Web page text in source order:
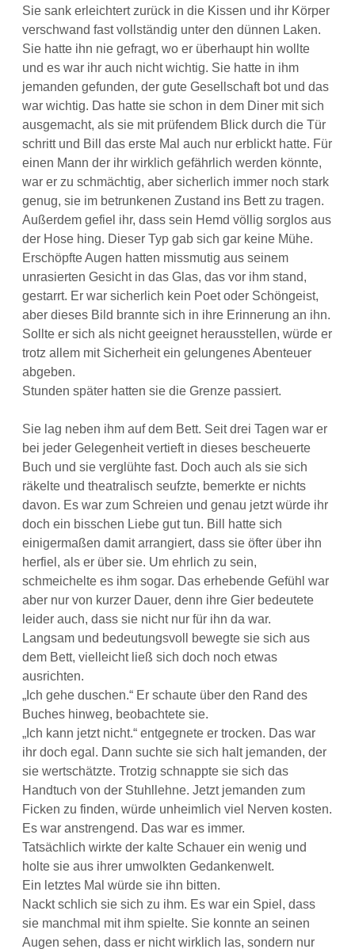
Sie sank erleichtert zurück in die Kissen und ihr Körper
verschwand fast vollständig unter den dünnen Laken.
Sie hatte ihn nie gefragt, wo er überhaupt hin wollte
und es war ihr auch nicht wichtig. Sie hatte in ihm
jemanden gefunden, der gute Gesellschaft bot und das
war wichtig. Das hatte sie schon in dem Diner mit sich
ausgemacht, als sie mit prüfendem Blick durch die Tür
schritt und Bill das erste Mal auch nur erblickt hatte. Für
einen Mann der ihr wirklich gefährlich werden könnte,
war er zu schmächtig, aber sicherlich immer noch stark
genug, sie im betrunkenen Zustand ins Bett zu tragen.
Außerdem gefiel ihr, dass sein Hemd völlig sorglos aus
der Hose hing. Dieser Typ gab sich gar keine Mühe.
Erschöpfte Augen hatten missmutig aus seinem
unrasierten Gesicht in das Glas, das vor ihm stand,
gestarrt. Er war sicherlich kein Poet oder Schöngeist,
aber dieses Bild brannte sich in ihre Erinnerung an ihn.
Sollte er sich als nicht geeignet herausstellen, würde er
trotz allem mit Sicherheit ein gelungenes Abenteuer
abgeben.
Stunden später hatten sie die Grenze passiert.
Sie lag neben ihm auf dem Bett. Seit drei Tagen war er
bei jeder Gelegenheit vertieft in dieses bescheuerte
Buch und sie verglühte fast. Doch auch als sie sich
räkelte und theatralisch seufzte, bemerkte er nichts
davon. Es war zum Schreien und genau jetzt würde ihr
doch ein bisschen Liebe gut tun. Bill hatte sich
einigermaßen damit arrangiert, dass sie öfter über ihn
herfiel, als er über sie. Um ehrlich zu sein,
schmeichelte es ihm sogar. Das erhebende Gefühl war
aber nur von kurzer Dauer, denn ihre Gier bedeutete
leider auch, dass sie nicht nur für ihn da war.
Langsam und bedeutungsvoll bewegte sie sich aus
dem Bett, vielleicht ließ sich doch noch etwas
ausrichten.
„Ich gehe duschen.“ Er schaute über den Rand des
Buches hinweg, beobachtete sie.
„Ich kann jetzt nicht.“ entgegnete er trocken. Das war
ihr doch egal. Dann suchte sie sich halt jemanden, der
sie wertschätzte. Trotzig schnappte sie sich das
Handtuch von der Stuhllehne. Jetzt jemanden zum
Ficken zu finden, würde unheimlich viel Nerven kosten.
Es war anstrengend. Das war es immer.
Tatsächlich wirkte der kalte Schauer ein wenig und
holte sie aus ihrer umwolkten Gedankenwelt.
Ein letztes Mal würde sie ihn bitten.
Nackt schlich sie sich zu ihm. Es war ein Spiel, dass
sie manchmal mit ihm spielte. Sie konnte an seinen
Augen sehen, dass er nicht wirklich las, sondern nur